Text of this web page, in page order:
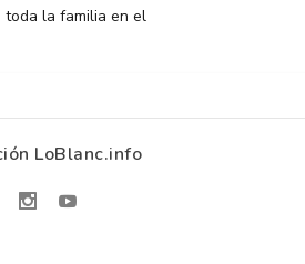
toda la familia en el
LoBlanc.info